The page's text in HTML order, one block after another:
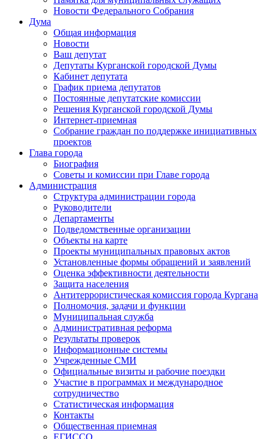
Новости Федерального Cобрания
Дума
Общая информация
Новости
Ваш депутат
Депутаты Курганской городской Думы
Кабинет депутата
График приема депутатов
Постоянные депутатские комиссии
Решения Курганской городской Думы
Интернет-приемная
Собрание граждан по поддержке инициативных
проектов
Глава города
Биография
Советы и комиссии при Главе города
Администрация
Структура администрации города
Руководители
Департаменты
Подведомственные организации
Объекты на карте
Проекты муниципальных правовых актов
Установленные формы обращений и заявлений
Оценка эффективности деятельности
Защита населения
Антитеррористическая комиссия города Кургана
Полномочия, задачи и функции
Муниципальная служба
Административная реформа
Результаты проверок
Информационные системы
Учрежденные СМИ
Официальные визиты и рабочие поездки
Участие в программах и международное
сотрудничество
Статистическая информация
Контакты
Общественная приемная
ЕГИССО